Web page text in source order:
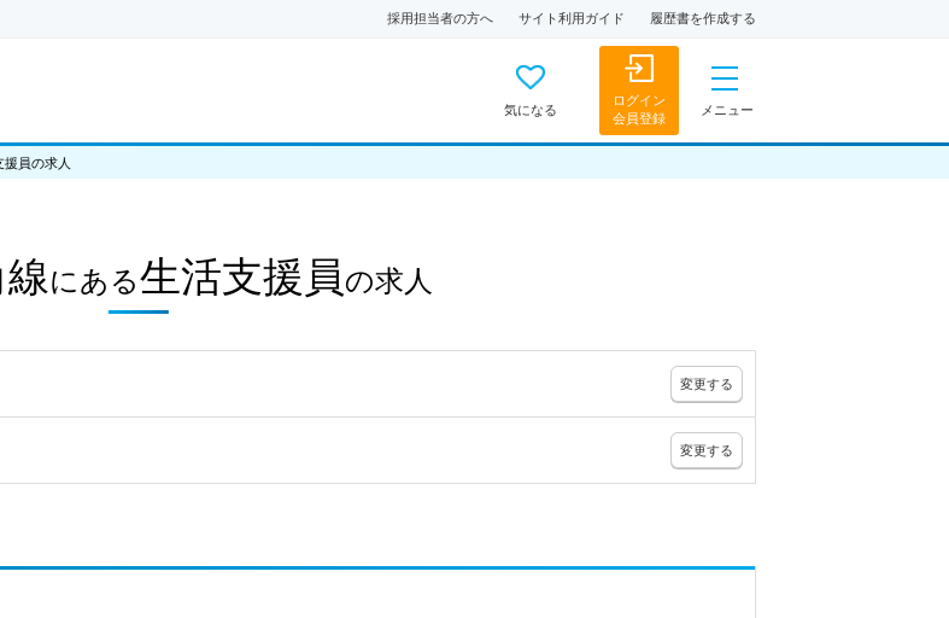
採用担当者の方へ サイト利用ガイド 履歴書を作成する
気になる
ログイン
会員登録
メニュー
援員の求人
にある生活支援員 の求人
変更する
変更する